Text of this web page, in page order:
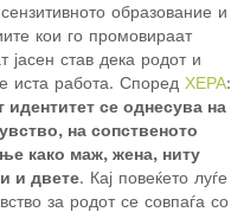
образование и
кои го промовираат
јасен став дека родот и
иста работа. Според ХЕРА:
идентитет се однесува на
на сопственото
како маж, жена, ниту
и двете. Кај повеќето луѓе
за родот се совпаѓа со